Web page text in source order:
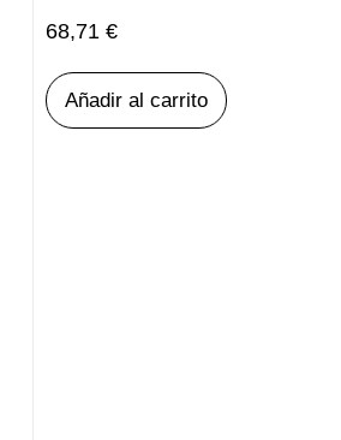
68,71 €
Añadir al carrito